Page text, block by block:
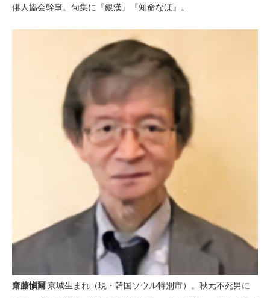
俳人協会幹事。句集に『銀漢』『知命なほ』。
齋藤愼爾京城生まれ（現・韓国ソウル特別市）。秋元不死男に